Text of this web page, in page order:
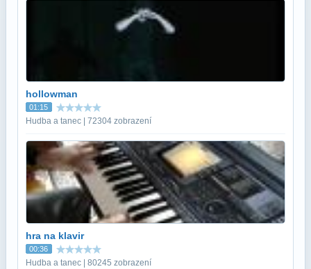
hollowman
01:15
Hudba a tanec | 72304 zobrazení
hra na klavir
00:36
Hudba a tanec | 80245 zobrazení